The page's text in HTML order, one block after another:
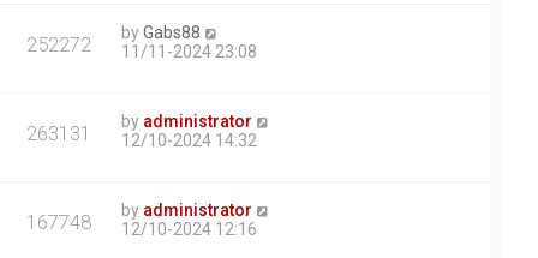
252272 byGabs88
11/11-2024 23:08
263131 by administrator
12/10-2024 14:32
167748 by administrator
12/10-2024 12:16